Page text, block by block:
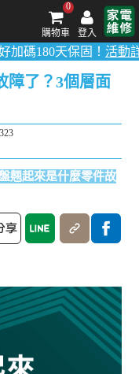
登入
0
購物車
維修/價格 MacBook維修/價
保固！活動詳情請點我
障了？3個層面
翹起來是什麼零件故